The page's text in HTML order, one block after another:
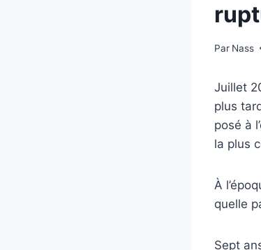
Par Nass
Juillet
plus
posé à
la plus
À
quelle
Sept